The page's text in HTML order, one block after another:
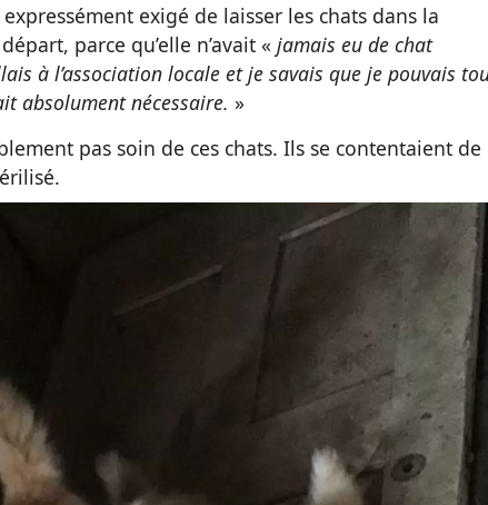
exigé de laisser les chats dans la
parce qu’elle n’avait « jamais eu de chat
à l’association locale et je savais que je pouvais
absolument nécessaire. »
pas soin de ces chats. Ils se contentaient de